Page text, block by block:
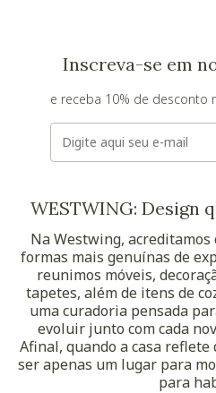
Inscreva-se em
e receba 10% de desconto
E-mail
WESTWING: Design
Na Westwing, acreditamos
formas mais genuínas de
reunimos móveis,
tapetes, além de itens de
uma curadoria pensada
evoluir junto com cada
Afinal, quando a casa reflete
ser apenas um lugar para
para